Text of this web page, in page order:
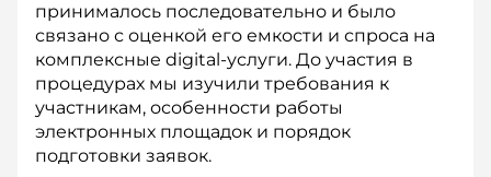
принималось последовательно и было
связано с оценкой его емкости и спроса на
комплексные digital-услуги. До участия в
процедурах мы изучили требования к
участникам, особенности работы
электронных площадок и порядок
подготовки заявок.